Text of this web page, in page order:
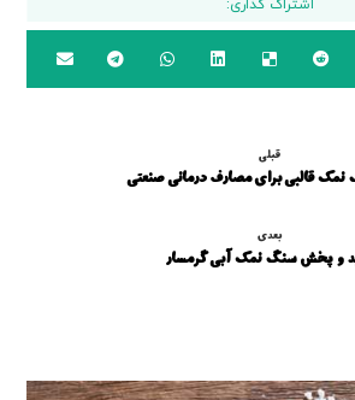
قبلی
قالبی برای مصارف درمانی صنعتی
بعدی
و پخش سنگ نمک آبی گرمسار